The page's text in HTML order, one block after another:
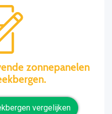
zonnepanelen
vergelijken